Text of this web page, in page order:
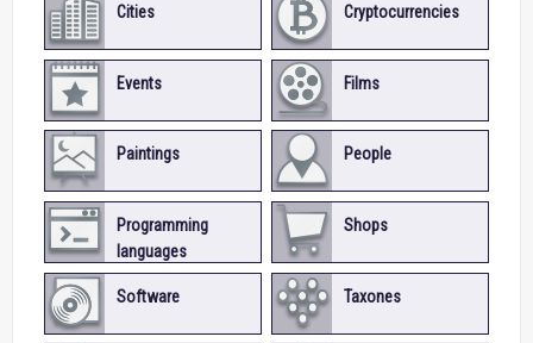
Cities Cryptocurrencies
Events Films
Paintings People
Programming
languages
Shops
Software Taxones